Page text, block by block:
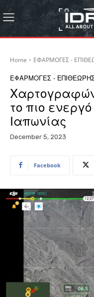
Home ΕΦΑΡΜΟΓΕΣ -
ΕΦΑΡΜΟΓΕΣ -
το πιο
Ιαπωνίας
December 5, 2023
Facebook